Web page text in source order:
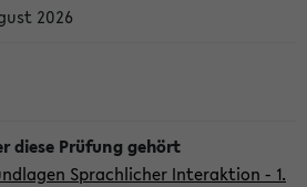
2026
Sprachlicher Interaktion - 1.